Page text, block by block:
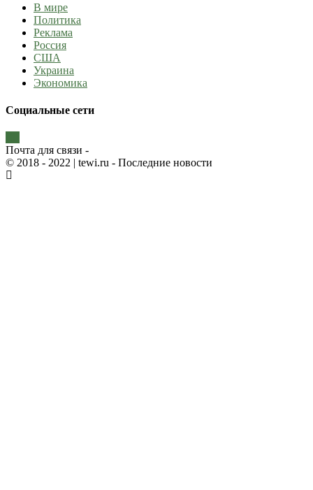
В мире
Политика
Реклама
Россия
США
Украина
Экономика
Социальные сети
Почта для связи -
© 2018 - 2022 | tewi.ru - Последние новости